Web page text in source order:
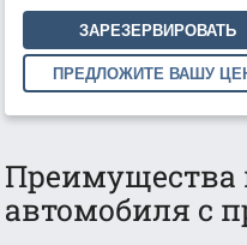
ЗАРЕЗЕРВИРОВАТЬ
ПРЕДЛОЖИТЕ ВАШУ
Преимущества
автомобиля с